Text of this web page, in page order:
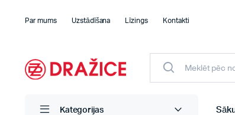
Par mums Uzstādīšana Līzings Kontakti
Kategorijas